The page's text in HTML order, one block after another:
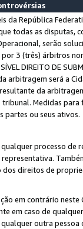
da República
todas as disputas,
serão
por 3 (três) árbitros
DIREITO DE
da arbitragem será a
da
Medidas
partes ou seus ativos.
processo
direitos de
em contrário
em caso de
outra